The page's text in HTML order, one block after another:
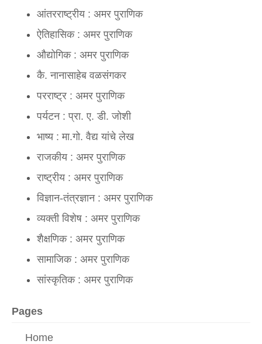
Sonu Aganur:amarji very excellent.. very thru
Anonymous: Good information for project.
आंतरराष्ट्रीय : अमर पुराणिक
ऐतिहासिक : अमर पुराणिक
औद्योगिक : अमर पुराणिक
कै. नानासाहेब वळसंगकर
परराष्ट्र : अमर पुराणिक
पर्यटन : प्रा. ए. डी. जोशी
भाष्य : मा.गो. वैद्य यांचे लेख
राजकीय : अमर पुराणिक
राष्ट्रीय : अमर पुराणिक
विज्ञान-तंत्रज्ञान : अमर पुराणिक
व्यक्ती विशेष : अमर पुराणिक
शैक्षणिक : अमर पुराणिक
सामाजिक : अमर पुराणिक
सांस्कृतिक : अमर पुराणिक
Pages
Home